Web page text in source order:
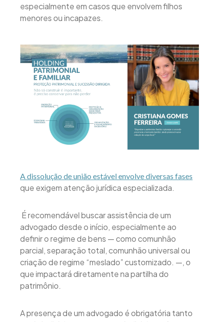
especialmente em casos que envolvem filhos
menores ou incapazes.
A dissolução de união estável envolve diversas fases
que exigem atenção jurídica especializada.
É recomendável buscar assistência de um
advogado desde o início, especialmente ao
definir o regime de bens — como comunhão
parcial, separação total, comunhão universal ou
criação de regime “meslado” customizado. —, o
que impactará diretamente na partilha do
patrimônio.
A presença de um advogado é obrigatória tanto